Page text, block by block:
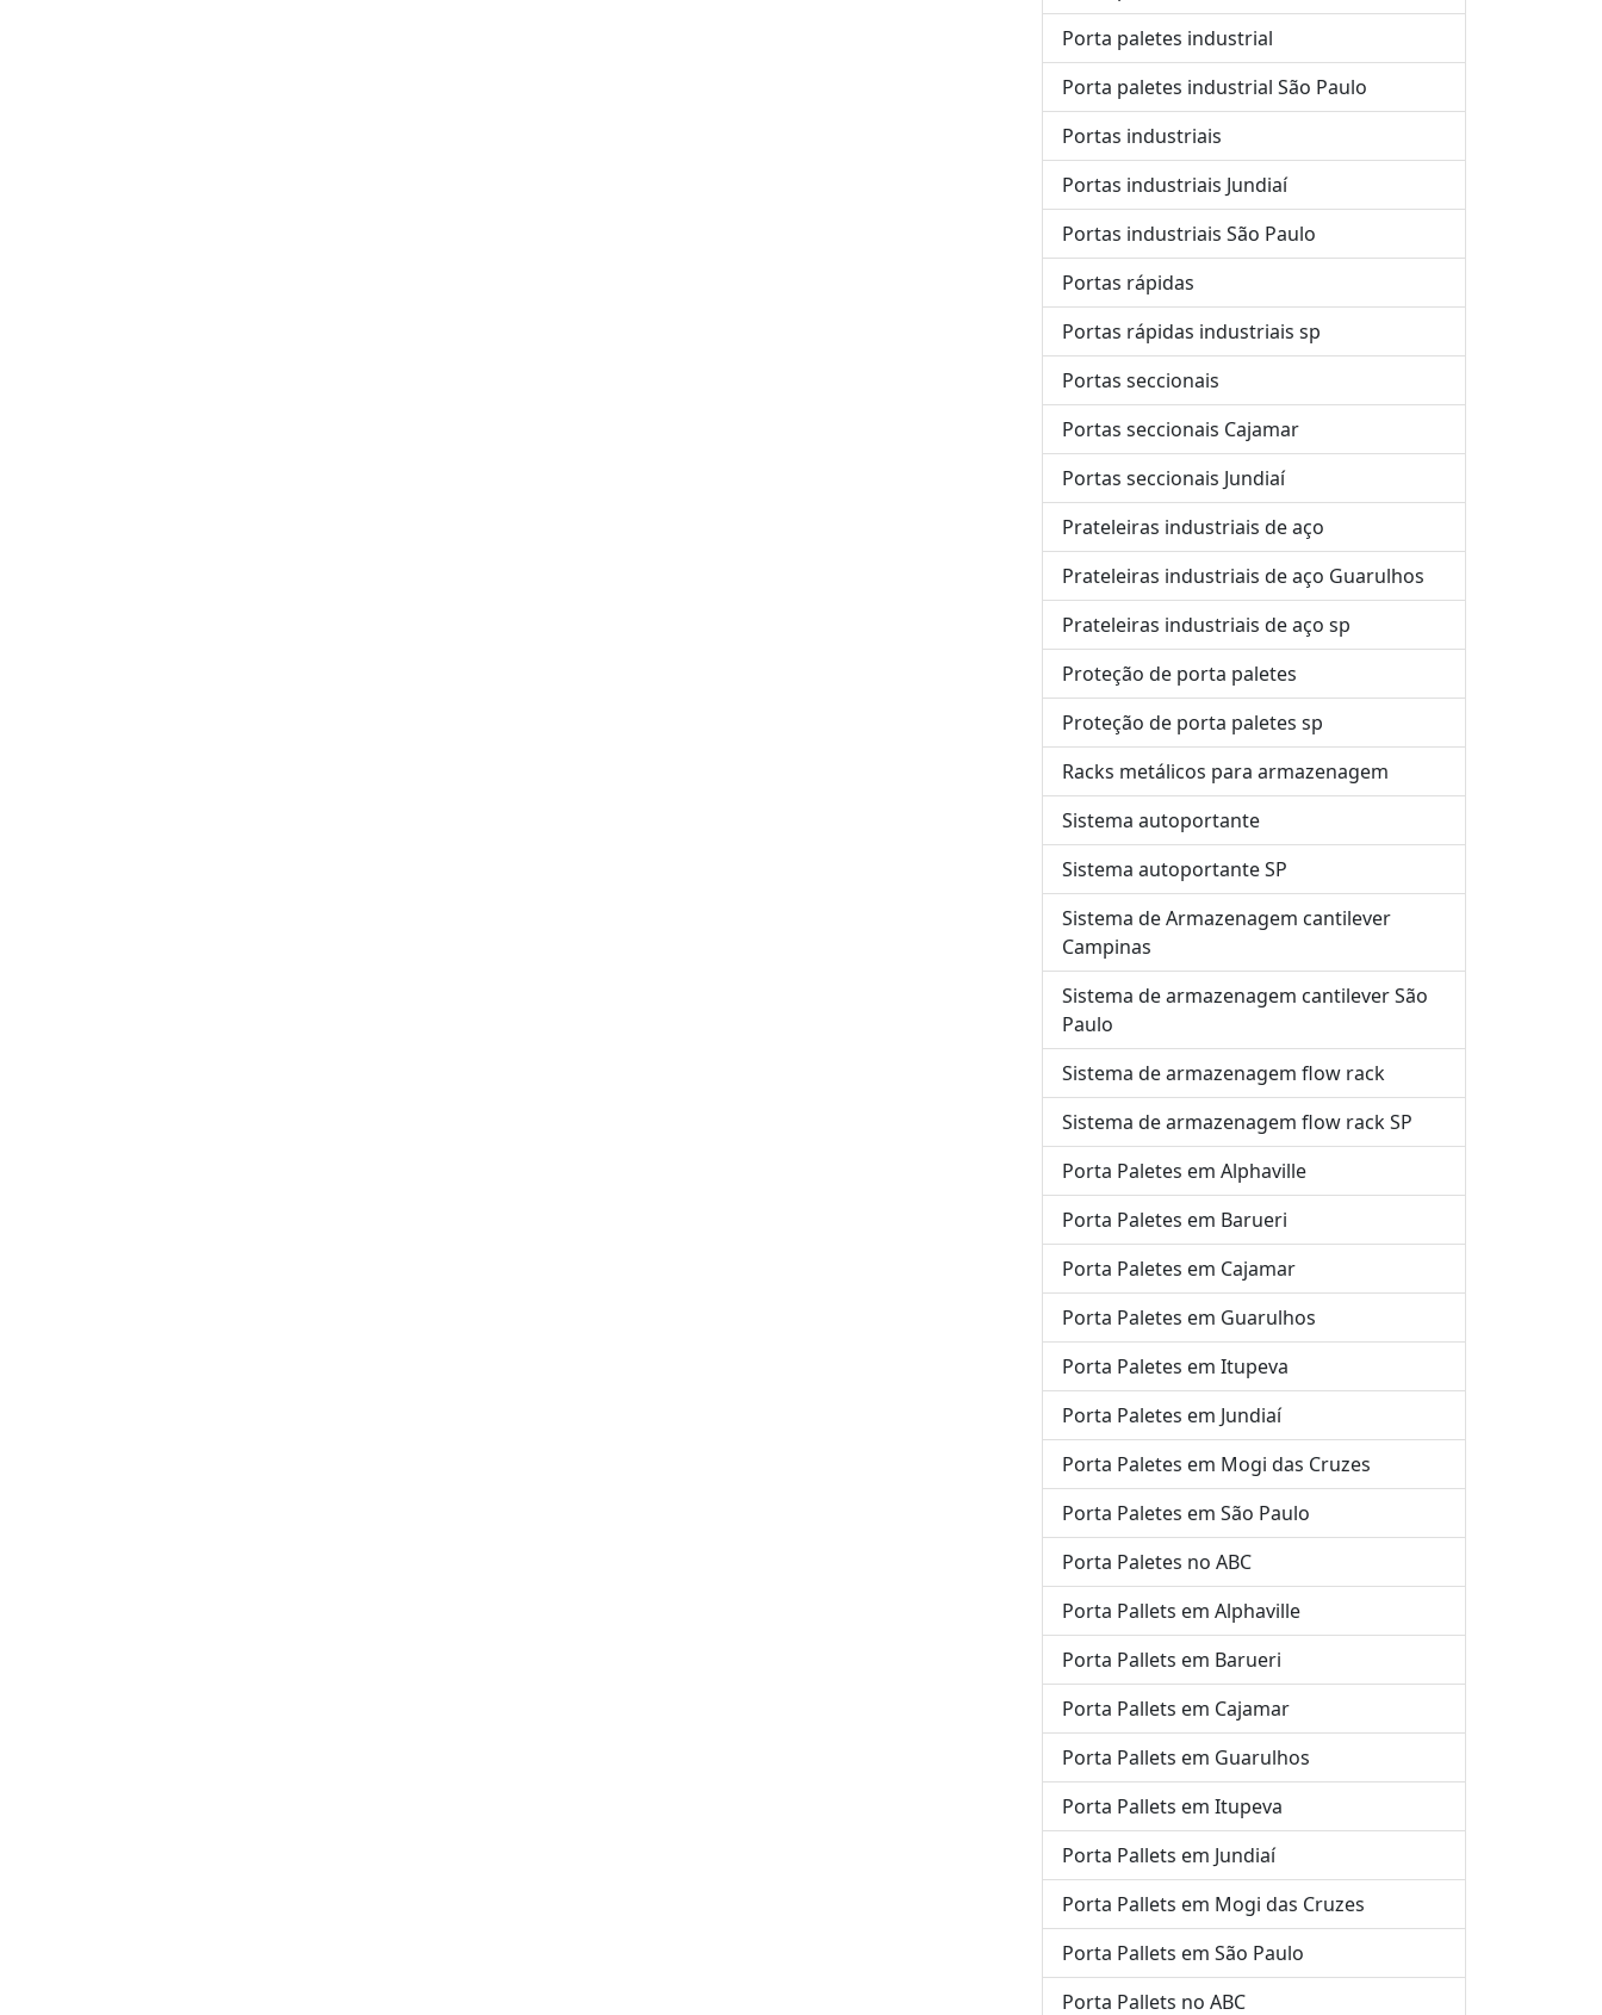
Porta paletes industrial
Porta paletes industrial São Paulo
Portas industriais
Portas industriais Jundiaí
Portas industriais São Paulo
Portas rápidas
Portas rápidas industriais sp
Portas seccionais
Portas seccionais Cajamar
Portas seccionais Jundiaí
Prateleiras industriais de aço
Prateleiras industriais de aço Guarulhos
Prateleiras industriais de aço sp
Proteção de porta paletes
Proteção de porta paletes sp
Racks metálicos para armazenagem
Sistema autoportante
Sistema autoportante SP
Sistema de Armazenagem cantilever
Campinas
Sistema de armazenagem cantilever São
Paulo
Sistema de armazenagem flow rack
Sistema de armazenagem flow rack SP
Porta Paletes em Alphaville
Porta Paletes em Barueri
Porta Paletes em Cajamar
Porta Paletes em Guarulhos
Porta Paletes em Itupeva
Porta Paletes em Jundiaí
Porta Paletes em Mogi das Cruzes
Porta Paletes em São Paulo
Porta Paletes no ABC
Porta Pallets em Alphaville
Porta Pallets em Barueri
Porta Pallets em Cajamar
Porta Pallets em Guarulhos
Porta Pallets em Itupeva
Porta Pallets em Jundiaí
Porta Pallets em Mogi das Cruzes
Porta Pallets em São Paulo
Porta Pallets no ABC